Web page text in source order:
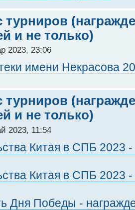
турниров
и не только)
2023, 23:06
имени Некрасова
турниров
и не только)
2023, 11:54
Китая в СПБ
Китая в СПБ 2023
Дня Победы -